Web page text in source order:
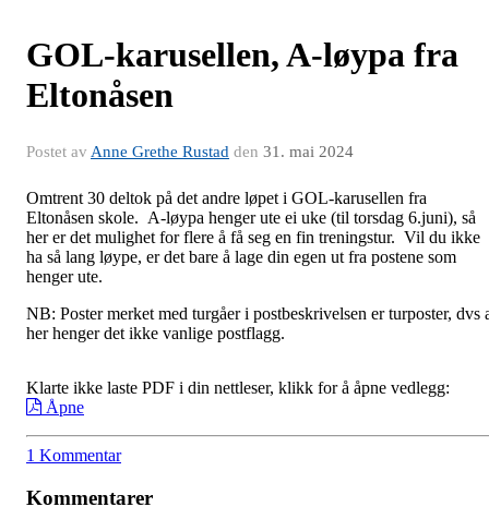
GOL-karusellen, A-løypa fra
Eltonåsen
Postet av Anne Grethe Rustad den 31. mai 2024
Omtrent 30 deltok på det andre løpet i GOL-karusellen fra
Eltonåsen skole. A-løypa henger ute ei uke (til torsdag 6.juni), så
her er det mulighet for flere å få seg en fin treningstur. Vil du ikke
ha så lang løype, er det bare å lage din egen ut fra postene som
henger ute.
NB: Poster merket med turgåer i postbeskrivelsen er turposter, dvs
her henger det ikke vanlige postflagg.
Klarte ikke laste PDF i din nettleser, klikk for å åpne vedlegg:
Åpne
1 Kommentar
Kommentarer